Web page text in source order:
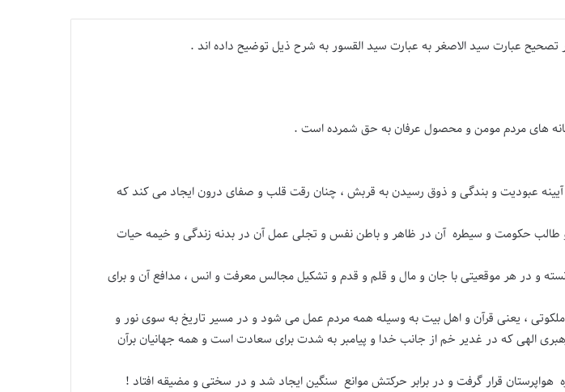
عبارت سید الاصغر به عبارت سید القسور به شرح ذیل توضیح داده اند .
های مردم مومن و محصول عرفان به حق شمرده است .
عبودیت و بندگی و ذوق رسیدن به قربش ، چنان رقت قلب و صفای درون ایجاد می کند که
حکومت و سیطره آن در ظاهر و باطن نفس و تجلی عمل آن در بدنه زندگی و خیمه حیات
و در هر موقعیتی با جان و مال و قلم و قدم و تشکیل مجالس معرفت و انس ، مدافع آن و برای
، یعنی قرآن و اهل بیت به وسیله همه مردم عمل می شود و در مسیر تاریخ به سوی نور و
الهی که در غدیر خم از جانب خدا و پیامبر به شدت برای سعادت است و همه جهانیان برآن
قرار گرفت و در برابر حرکتش موانع سنگین ایجاد شد و در سختی و مضیقه افتاد !